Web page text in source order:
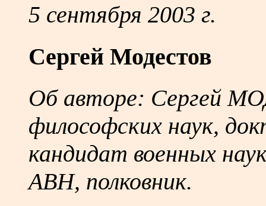
5 сентября 2003 г.
Сергей Модестов
Об авторе: Сергей
философских наук,
кандидат военных
АВН, полковник.